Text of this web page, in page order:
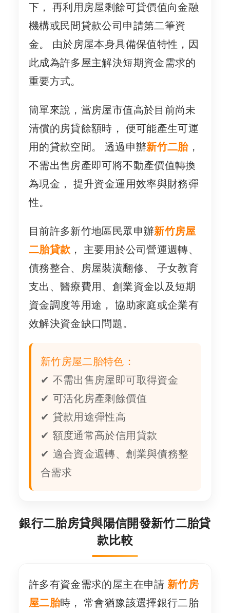
下， 再利用房屋剩餘可貸價值向金融
機構或民間貸款公司申請第二筆資
金。 由於房屋本身具備保值特性，因
此成為許多屋主解決短期資金需求的
重要方式。
簡單來說，當房屋市值高於目前尚未
清償的房貸餘額時， 便可能產生可運
用的貸款空間。 透過申辦新竹二胎，
不需出售房產即可將不動產價值轉換
為現金， 提升資金運用效率與財務彈
性。
目前許多新竹地區民眾申辦新竹房屋
二胎貸款 ， 主要用於公司營運週轉、
債務整合、房屋裝潢翻修、 子女教育
支出、醫療費用、創業資金以及短期
資金調度等用途， 協助家庭或企業有
效解決資金缺口問題。
新竹房屋二胎特色：
✔ 不需出售房屋即可取得資金
✔ 可活化房產剩餘價值
✔ 貸款用途彈性高
✔ 額度通常高於信用貸款
✔ 適合資金週轉、創業與債務整
合需求
銀行二胎房貸與陽信開發新竹二胎貸
款比較
許多有資金需求的屋主在申請 新竹房
屋二胎時， 常會猶豫該選擇銀行二胎